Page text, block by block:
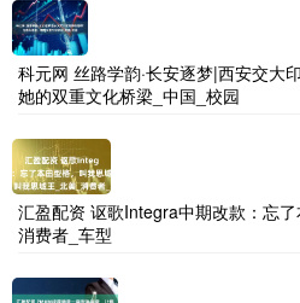
科元网 丝路学韵·长安逐梦|西安交大
她的双重文化桥梁_中国_校园
汇盈配资 讴歌Integra中期改款：忘了
消费者_车型